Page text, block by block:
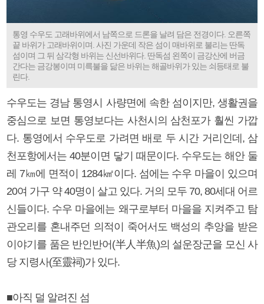
통영 수우도 고래바위에서 남쪽으로 드론을 날려 담은 전경이다. 오른쪽
끝 바위가 고래바위이며. 사진 가운데 작은 섬이 매바위로 불리는 딴독
섬이며 그 뒤 삼각형 바위는 신선바위다. 딴독섬 왼쪽이 금강산에 버금
간다는 금강봉이며 미륵불을 닮은 바위는 해골바위가 있는 쇠등태로 불
린다.
수우도는 경남 통영시 사량면에 속한 섬이지만, 생활권을
중심으로 보면 통영보다는 사천시의 삼천포가 훨씬 가깝
다. 통영에서 수우도로 가려면 배로 두 시간 거리인데, 삼
천포항에서는 40분이면 닿기 때문이다. 수우도는 해안 둘
레 7㎞에 면적이 1284㎢이다. 섬에는 수우 마을이 있으며
20여 가구 약 40명이 살고 있다. 거의 모두 70, 80세대 어르
신들이다. 수우 마을에는 왜구로부터 마을을 지켜주고 탐
관오리를 혼내주던 의적이 죽어서도 백성의 추앙을 받은
이야기를 품은 반인반어(半人半魚)의 설운장군을 모신 사
당 지령사(至靈祠)가 있다.
■아직 덜 알려진 섬